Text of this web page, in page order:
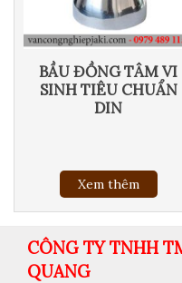
BẦU ĐỒNG TÂM VI
SINH TIÊU CHUẨN
DIN
Xem thêm
CÔNG TY TNHH
QUANG